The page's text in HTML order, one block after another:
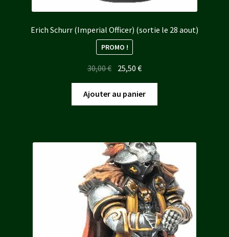
Erich Schurr (Imperial Officer) (sortie le 28 aout)
PROMO !
30,00€ Le
initial
était :
25,50€Le
actuel
est :
Ajouter au panier